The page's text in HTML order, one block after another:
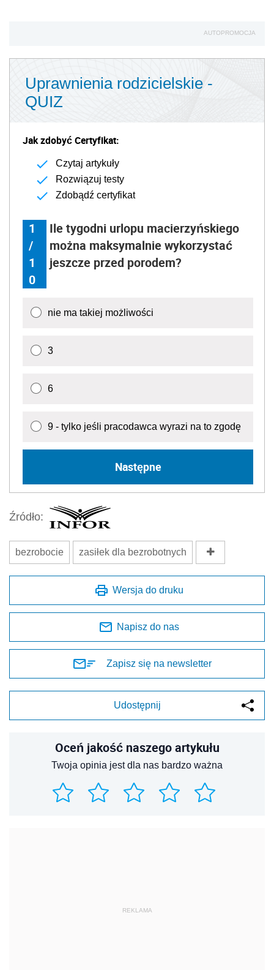
AUTOPROMOCJA
Uprawnienia rodzicielskie -
QUIZ
Jak zdobyć Certyfikat:
Czytaj artykuły
Rozwiązuj testy
Zdobądź certyfikat
1
/
1
0
Ile tygodni urlopu macierzyńskiego
można maksymalnie wykorzystać
jeszcze przed porodem?
nie ma takiej możliwości
3
6
9 - tylko jeśli pracodawca wyrazi na to zgodę
Następne
Źródło:
bezrobocie zasiłek dla bezrobotnych
Wersja do druku
Napisz do nas
Zapisz się na newsletter
Udostępnij
Oceń jakość naszego artykułu
Twoja opinia jest dla nas bardzo ważna
REKLAMA